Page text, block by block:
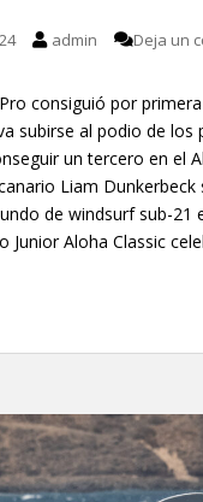
admin Deja un
consiguió por
subirse al podio de los
un tercero en el
Liam Dunkerbeck
de windsurf sub-21
Junior Aloha Classic